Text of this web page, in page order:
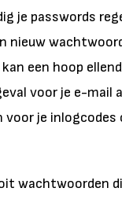
je passwords
nieuw
een hoop
voor je e-mail
voor je inlogcodes
wachtwoorden